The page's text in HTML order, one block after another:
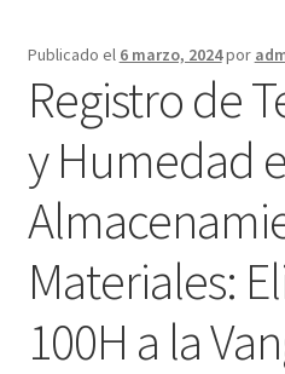
Finalizar compra
Mi cuenta
Página de ejemplo
Tienda
Publicado el 6 marzo, 2024por
Registro de
y Humedad
Materiales:
100H a la